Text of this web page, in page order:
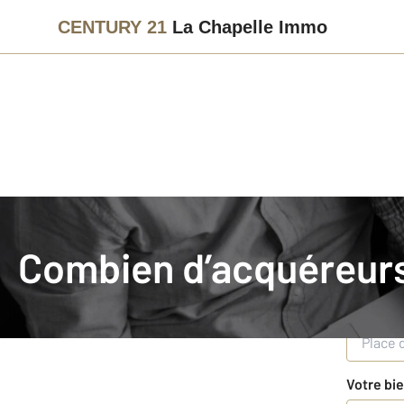
CENTURY 21 La Chapelle Immo
Combien
Agence immobilière Vendre Combien d’acquéreurs pour
Recherche du nombre
Votre